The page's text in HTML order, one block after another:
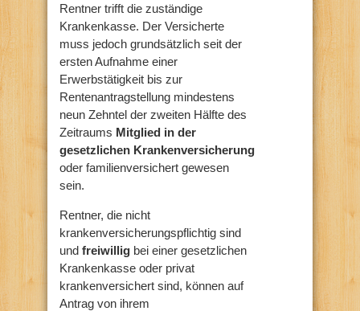
Rentner trifft die zuständige
Krankenkasse. Der Versicherte
muss jedoch grundsätzlich seit der
ersten Aufnahme einer
Erwerbstätigkeit bis zur
Rentenantragstellung mindestens
neun Zehntel der zweiten Hälfte des
Zeitraums Mitglied in der
gesetzlichen Krankenversicherung
oder familienversichert gewesen
sein.
Rentner, die nicht
krankenversicherungspflichtig sind
und freiwillig bei einer gesetzlichen
Krankenkasse oder privat
krankenversichert sind, können auf
Antrag von ihrem